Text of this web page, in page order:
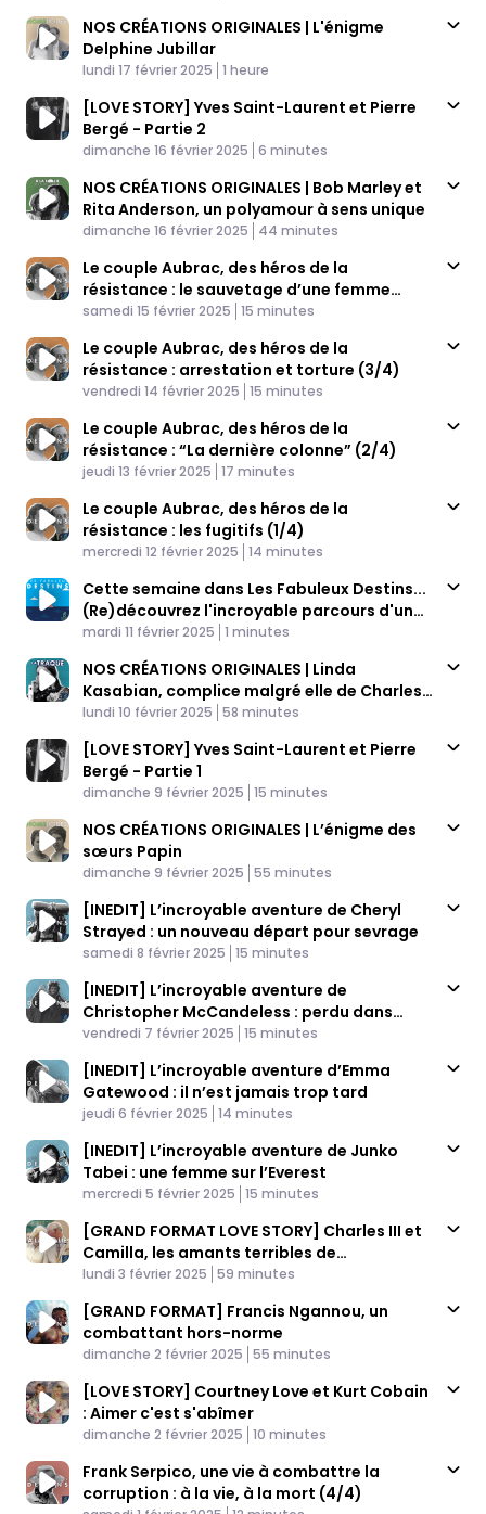
NOS CRÉATIONS ORIGINALES | L'énigme
Delphine Jubillar
Published At
lundi 17 février 2025 Time
1 heure
[LOVE STORY] Yves Saint-Laurent et Pierre
Bergé - Partie 2
Published At
dimanche 16 février 2025 Time
6 minutes
NOS CRÉATIONS ORIGINALES | Bob Marley et
Rita Anderson, un polyamour à sens unique
Published At
dimanche 16 février 2025 Time
44 minutes
Le couple Aubrac, des héros de la
résistance : le sauvetage d’une femme
amoureuse (4/4)
Published At
samedi 15 février 2025 Time
15 minutes
Le couple Aubrac, des héros de la
résistance : arrestation et torture (3/4)
Published At
vendredi 14 février 2025 Time
15 minutes
Le couple Aubrac, des héros de la
résistance : “La dernière colonne” (2/4)
Published At
jeudi 13 février 2025 Time
17 minutes
Le couple Aubrac, des héros de la
résistance : les fugitifs (1/4)
Published At
mercredi 12 février 2025 Time
14 minutes
Cette semaine dans Les Fabuleux Destins...
(Re)découvrez l'incroyable parcours d'un
couple héros de la résistance
Published At
mardi 11 février 2025 Time
1 minutes
NOS CRÉATIONS ORIGINALES | Linda
Kasabian, complice malgré elle de Charles
Manson
Published At
lundi 10 février 2025 Time
58 minutes
[LOVE STORY] Yves Saint-Laurent et Pierre
Bergé - Partie 1
Published At
dimanche 9 février 2025 Time
15 minutes
NOS CRÉATIONS ORIGINALES | L’énigme des
sœurs Papin
Published At
dimanche 9 février 2025 Time
55 minutes
[INEDIT] L’incroyable aventure de Cheryl
Strayed : un nouveau départ pour sevrage
Published At
samedi 8 février 2025 Time
15 minutes
[INEDIT] L’incroyable aventure de
Christopher McCandeless : perdu dans
l’Alaska
Published At
vendredi 7 février 2025 Time
15 minutes
[INEDIT] L’incroyable aventure d’Emma
Gatewood : il n’est jamais trop tard
Published At
jeudi 6 février 2025 Time
14 minutes
[INEDIT] L’incroyable aventure de Junko
Tabei : une femme sur l’Everest
Published At
mercredi 5 février 2025 Time
15 minutes
[GRAND FORMAT LOVE STORY] Charles III et
Camilla, les amants terribles de
Buckingham
Published At
lundi 3 février 2025 Time
59 minutes
[GRAND FORMAT] Francis Ngannou, un
combattant hors-norme
Published At
dimanche 2 février 2025 Time
55 minutes
[LOVE STORY] Courtney Love et Kurt Cobain
: Aimer c'est s'abîmer
Published At
dimanche 2 février 2025 Time
10 minutes
Frank Serpico, une vie à combattre la
corruption : à la vie, à la mort (4/4)